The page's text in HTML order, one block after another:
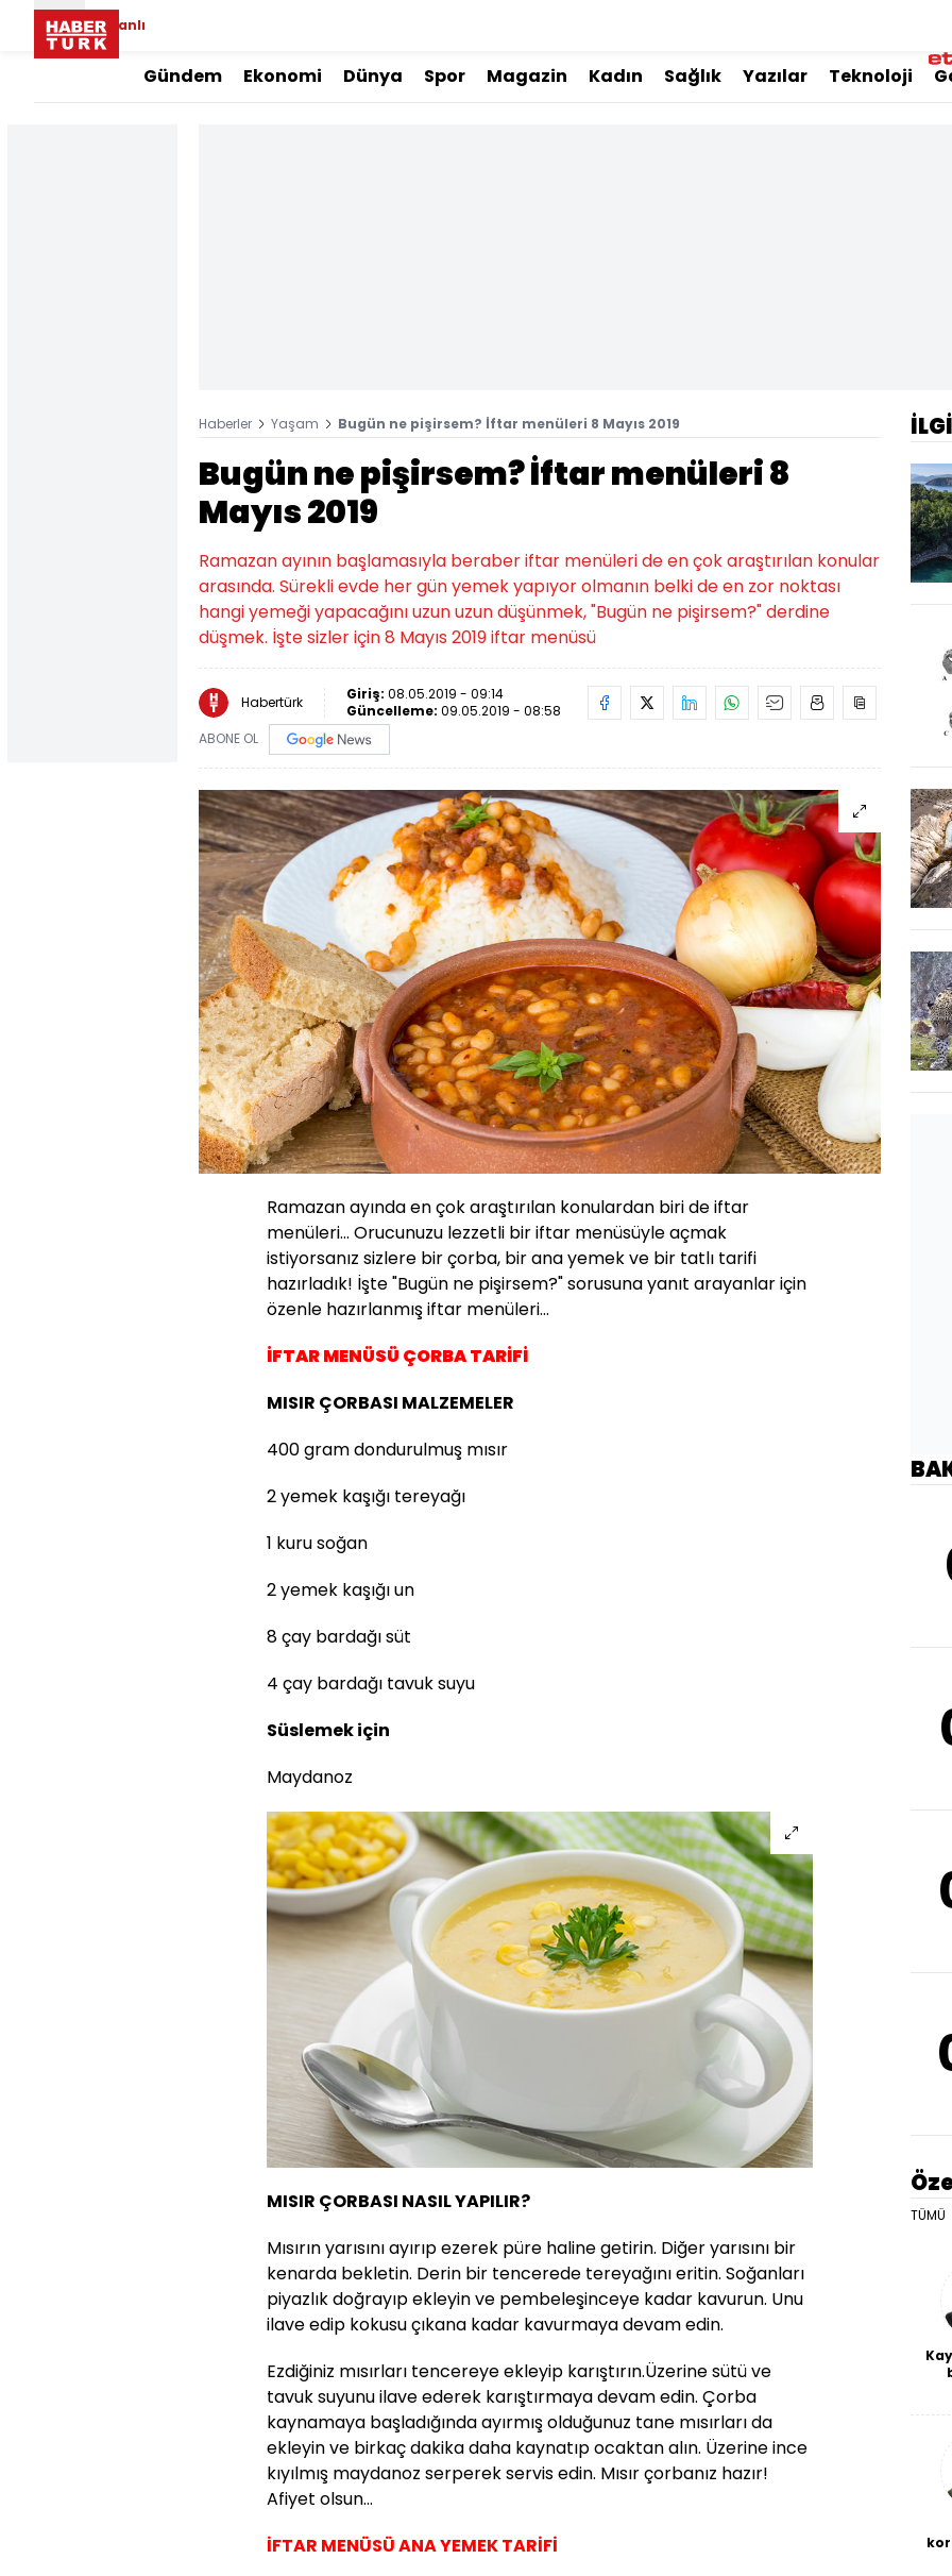
Canlı
Gündem Ekonomi Dünya Spor Magazin Kadın Sağlık Yazılar Teknoloji
Haberler Yaşam Bugün ne pişirsem? İftar menüleri 8 Mayıs 2019
Bugün ne pişirsem? İftar menüleri 8
Mayıs 2019
Ramazan ayının başlamasıyla beraber iftar menüleri de en çok araştırılan konular
arasında. Sürekli evde her gün yemek yapıyor olmanın belki de en zor noktası
hangi yemeği yapacağını uzun uzun düşünmek, "Bugün ne pişirsem?" derdine
düşmek. İşte sizler için 8 Mayıs 2019 iftar menüsü
Habertürk Giriş: 08.05.2019 - 09:14
Güncelleme: 09.05.2019 - 08:58
ABONE OL
Ramazan ayında en çok araştırılan konulardan biri de iftar
menüleri... Orucunuzu lezzetli bir iftar menüsüyle açmak
istiyorsanız sizlere bir çorba, bir ana yemek ve bir tatlı tarifi
hazırladık! İşte "Bugün ne pişirsem?" sorusuna yanıt arayanlar için
özenle hazırlanmış iftar menüleri...
İFTAR MENÜSÜ ÇORBA TARİFİ
MISIR ÇORBASI MALZEMELER
400 gram dondurulmuş mısır
2 yemek kaşığı tereyağı
1 kuru soğan
2 yemek kaşığı un
8 çay bardağı süt
4 çay bardağı tavuk suyu
Süslemek için
Maydanoz
MISIR ÇORBASI NASIL YAPILIR?
Mısırın yarısını ayırıp ezerek püre haline getirin. Diğer yarısını bir
kenarda bekletin. Derin bir tencerede tereyağını eritin. Soğanları
piyazlık doğrayıp ekleyin ve pembeleşinceye kadar kavurun. Unu
ilave edip kokusu çıkana kadar kavurmaya devam edin.
Ezdiğiniz mısırları tencereye ekleyip karıştırın.Üzerine sütü ve
tavuk suyunu ilave ederek karıştırmaya devam edin. Çorba
kaynamaya başladığında ayırmış olduğunuz tane mısırları da
ekleyin ve birkaç dakika daha kaynatıp ocaktan alın. Üzerine ince
kıyılmış maydanoz serperek servis edin. Mısır çorbanız hazır!
Afiyet olsun...
İFTAR MENÜSÜ ANA YEMEK TARİFİ
TÜMÜ